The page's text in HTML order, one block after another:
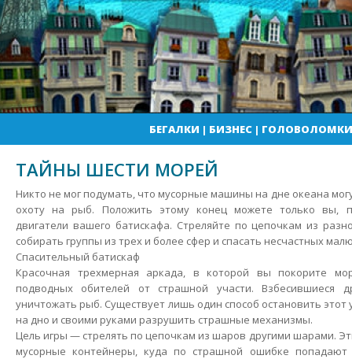
БЕГАЛКИ | БИЗНЕС| ГОЛОВОЛОМКИ
ТАЙНЫ ШЕСТИ МОРЕЙ
Никто не мог подумать, что мусорные машины на дне океана
охоту на рыб. Положить этому конец можете только вы,
двигатели вашего батискафа. Стреляйте по цепочкам из
собирать группы из трех и более сфер и спасать несчастных
Спасительный батискаф
Красочная трехмерная аркада, в которой вы покорите
подводных обителей от страшной участи. Взбесившиеся
уничтожать рыб. Существует лишь один способ остановить
на дно и своими руками разрушить страшные механизмы.
Цель игры — стрелять по цепочкам из шаров другими шарами.
мусорные контейнеры, куда по страшной ошибке попадают